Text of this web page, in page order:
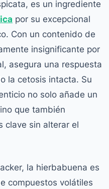
, es un ingrediente
por su excepcional
Con un contenido de
insignificante por
asegura una respuesta
la cetosis intacta. Su
no solo añade un
que también
clave sin alterar el
la hierbabuena es
compuestos volátiles